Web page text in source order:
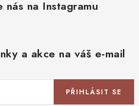
nás na Instagramu
a akce na váš e-mail
PŘIHLÁSIT SE